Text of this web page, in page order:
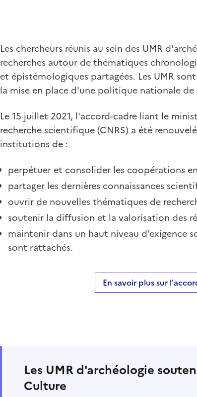
Les chercheurs réunis au sein des UMR
recherches autour de thématiques
et épistémologiques partagées. Les UMR
la mise en place d'une politique nationale de
Le 15 juillet 2021, l'accord-cadre liant le
recherche scientifique (CNRS) a été
institutions de :
perpétuer et consolider les coopérations
partager les dernières connaissances
ouvrir de nouvelles thématiques de
soutenir la diffusion et la valorisation des
maintenir dans un haut niveau d’exigence
sont rattachés.
En savoir plus sur
Les UMR d'archéologie
Culture